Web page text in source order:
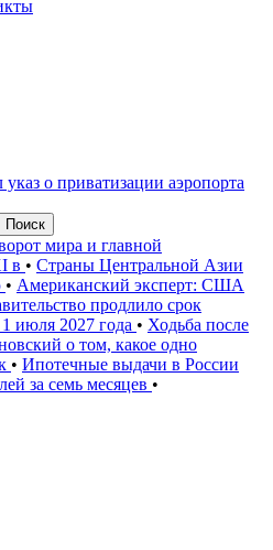
о приватизации аэропорта
Поиск
мира и главной
в • Страны Центральной Азии
• Американский эксперт: США
продлило срок
июля 2027 года • Ходьба после
о том, какое одно
• Ипотечные выдачи в России
за семь месяцев •